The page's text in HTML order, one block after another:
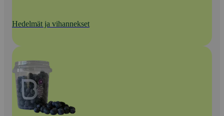
Hedelmät ja vihannekset